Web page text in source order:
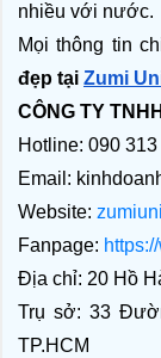
nhiều với nước.
Mọi thông tin
đẹp tại Zumi
CÔNG TY
Hotline: 090
Email:
Website:
Fanpage:
Địa chỉ: 20 Hồ
Trụ sở: 33
TP.HCM